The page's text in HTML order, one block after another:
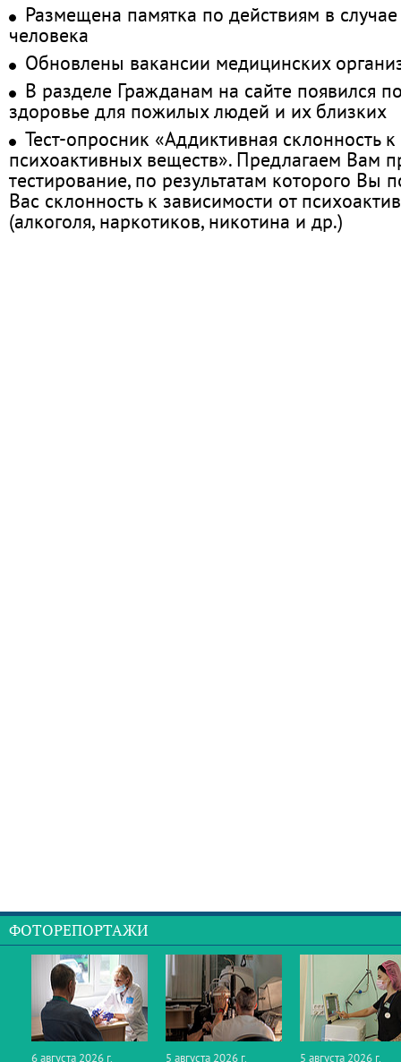
Размещена памятка по действиям в
человека
Обновлены вакансии медицинских
В разделе Гражданам на сайте появился
здоровье для пожилых людей и их близких
Тест-опросник «Аддиктивная склонность
психоактивных веществ». Предлагаем Вам
тестирование, по результатам которого Вы
Вас склонность к зависимости от
(алкоголя, наркотиков, никотина и др.)
ФОТОРЕПОРТАЖИ
6 августа 2026 г. 5 августа 2026 г. 5 августа 2026 г.